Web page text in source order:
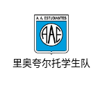
里奥夸尔托学生队